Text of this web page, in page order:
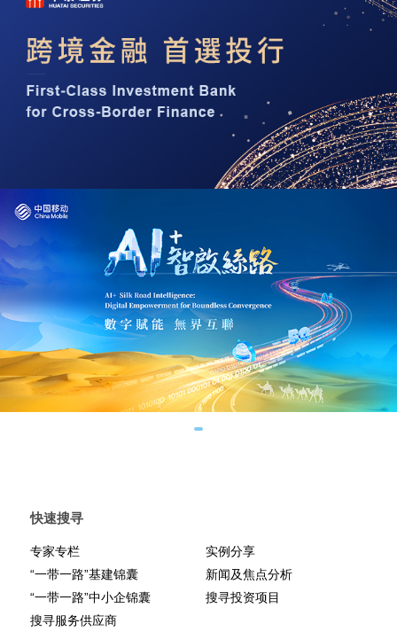
快速搜寻
专家专栏
实例分享
“一带一路”基建锦囊
新闻及焦点分析
“一带一路”中小企锦囊
搜寻投资项目
搜寻服务供应商